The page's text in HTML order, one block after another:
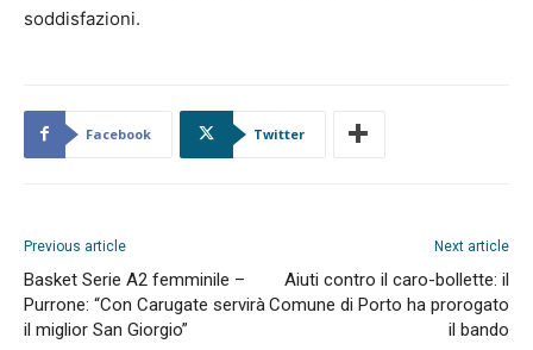
soddisfazioni.
Facebook Twitter
Previous article
Basket Serie A2 femminile –
Purrone: “Con Carugate servirà
il miglior San Giorgio”
Next article
Aiuti contro il caro-bollette: il
Comune di Porto ha prorogato
il bando